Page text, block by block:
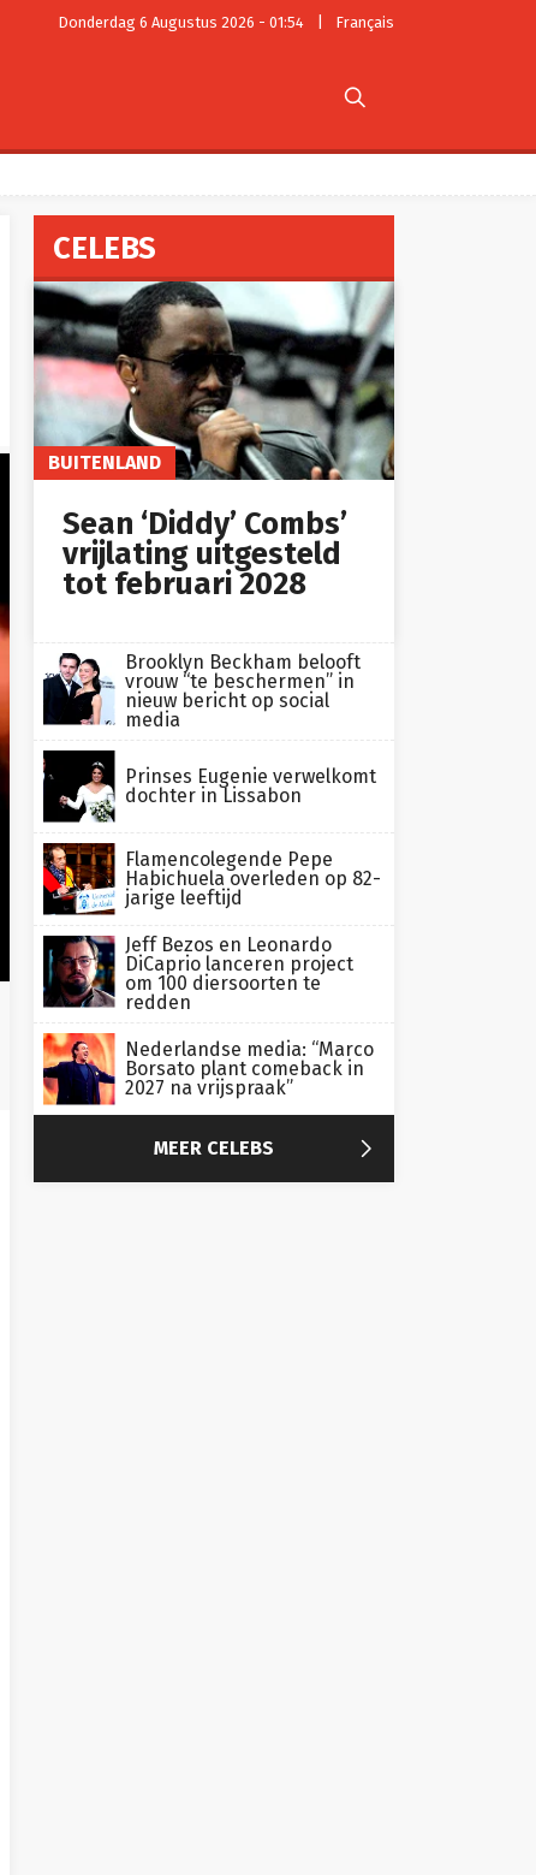
Donderdag 6 Augustus 2026 - 01:54 Français

CELEBS
BUITENLAND
Sean ‘Diddy’ Combs’
vrijlating uitgesteld
tot februari 2028
Brooklyn Beckham belooft
vrouw “te beschermen” in
nieuw bericht op social
media
Prinses Eugenie verwelkomt
dochter in Lissabon
Flamencolegende Pepe
Habichuela overleden op 82-
jarige leeftijd
Jeff Bezos en Leonardo
DiCaprio lanceren project
om 100 diersoorten te
redden
Nederlandse media: “Marco
Borsato plant comeback in
2027 na vrijspraak”
MEER CELEBS 